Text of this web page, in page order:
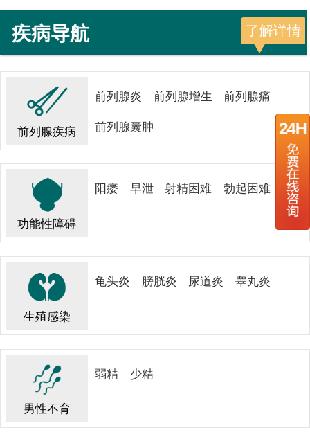
了解详情
疾病导航
前列腺疾病
前列腺炎 前列腺增生 前列腺痛
前列腺囊肿
功能性障碍
阳痿 早泄 射精困难 勃起困难
生殖感染
龟头炎 膀胱炎 尿道炎 睾丸炎
男性不育
弱精 少精